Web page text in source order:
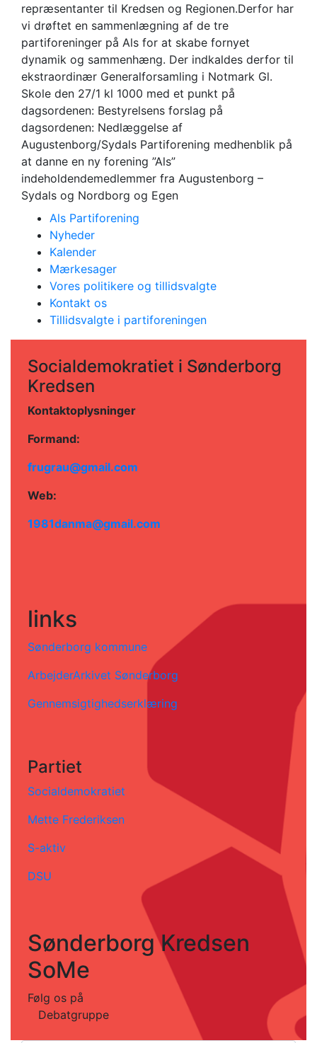
repræsentanter til Kredsen og Regionen.Derfor har
vi drøftet en sammenlægning af de tre
partiforeninger på Als for at skabe fornyet
dynamik og sammenhæng. Der indkaldes derfor til
ekstraordinær Generalforsamling i Notmark Gl.
Skole den 27/1 kl 1000 med et punkt på
dagsordenen: Bestyrelsens forslag på
dagsordenen: Nedlæggelse af
Augustenborg/Sydals Partiforening medhenblik på
at danne en ny forening ”Als”
indeholdendemedlemmer fra Augustenborg –
Sydals og Nordborg og Egen
Als Partiforening
Nyheder
Kalender
Mærkesager
Vores politikere og tillidsvalgte
Kontakt os
Tillidsvalgte i partiforeningen
Socialdemokratiet i Sønderborg
Kredsen
Kontaktoplysninger
Formand:
frugrau@gmail.com
Web:
1981danma@gmail.com
links
Sønderborg kommune
ArbejderArkivet Sønderborg
Gennemsigtighedserklæring
Partiet
Socialdemokratiet
Mette Frederiksen
S-aktiv
DSU
Sønderborg Kredsen
SoMe
Følg os på
Debatgruppe